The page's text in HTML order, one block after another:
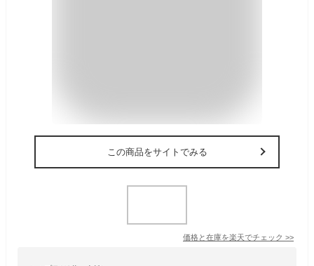
この商品をサイトでみる
価格と在庫を楽天でチェック >>